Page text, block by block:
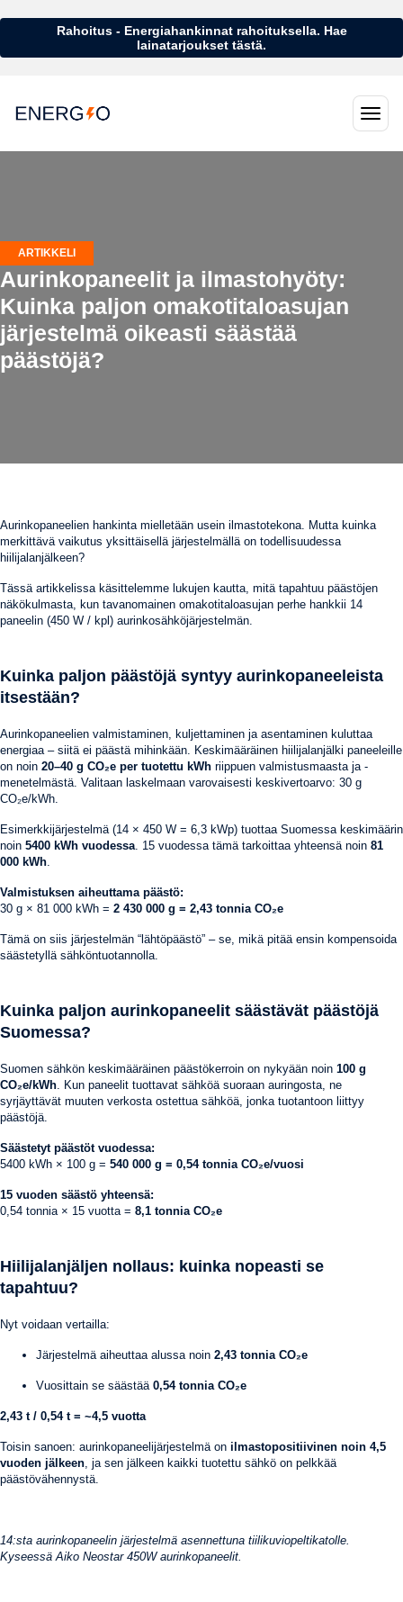
Rahoitus - Energiahankinnat rahoituksella. Hae
lainatarjoukset tästä.
ARTIKKELI
Aurinkopaneelit ja ilmastohyöty:
Kuinka paljon omakotitaloasujan
järjestelmä oikeasti säästää
päästöjä?
Aurinkopaneelien hankinta mielletään usein ilmastotekona. Mutta kuinka
merkittävä vaikutus yksittäisellä järjestelmällä on todellisuudessa
hiilijalanjälkeen?
Tässä artikkelissa käsittelemme lukujen kautta, mitä tapahtuu päästöjen
näkökulmasta, kun tavanomainen omakotitaloasujan perhe hankkii 14
paneelin (450 W / kpl) aurinkosähköjärjestelmän.
Kuinka paljon päästöjä syntyy aurinkopaneeleista
itsestään?
Aurinkopaneelien valmistaminen, kuljettaminen ja asentaminen kuluttaa
energiaa – siitä ei päästä mihinkään. Keskimääräinen hiilijalanjälki paneeleille
on noin 20–40 g CO₂e per tuotettu kWh riippuen valmistusmaasta ja -
menetelmästä. Valitaan laskelmaan varovaisesti keskivertoarvo: 30 g
CO₂e/kWh.
Esimerkkijärjestelmä (14 × 450 W = 6,3 kWp) tuottaa Suomessa keskimäärin
noin 5400 kWh vuodessa. 15 vuodessa tämä tarkoittaa yhteensä noin 81
000 kWh.
Valmistuksen aiheuttama päästö:
30 g × 81 000 kWh = 2 430 000 g = 2,43 tonnia CO₂e
Tämä on siis järjestelmän “lähtöpäästö” – se, mikä pitää ensin kompensoida
säästetyllä sähköntuotannolla.
Kuinka paljon aurinkopaneelit säästävät päästöjä
Suomessa?
Suomen sähkön keskimääräinen päästökerroin on nykyään noin 100 g
CO₂e/kWh. Kun paneelit tuottavat sähköä suoraan auringosta, ne
syrjäyttävät muuten verkosta ostettua sähköä, jonka tuotantoon liittyy
päästöjä.
Säästetyt päästöt vuodessa:
5400 kWh × 100 g = 540 000 g = 0,54 tonnia CO₂e/vuosi
15 vuoden säästö yhteensä:
0,54 tonnia × 15 vuotta = 8,1 tonnia CO₂e
Hiilijalanjäljen nollaus: kuinka nopeasti se
tapahtuu?
Nyt voidaan vertailla:
Järjestelmä aiheuttaa alussa noin 2,43 tonnia CO₂e
Vuosittain se säästää 0,54 tonnia CO₂e
2,43 t / 0,54 t = ~4,5 vuotta
Toisin sanoen: aurinkopaneelijärjestelmä on ilmastopositiivinen noin 4,5
vuoden jälkeen, ja sen jälkeen kaikki tuotettu sähkö on pelkkää
päästövähennystä.
14:sta aurinkopaneelin järjestelmä asennettuna tiilikuviopeltikatolle.
Kyseessä Aiko Neostar 450W aurinkopaneelit.